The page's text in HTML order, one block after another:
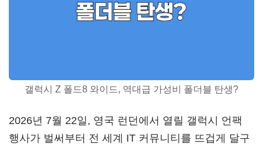
갤럭시 Z 폴드8 와이드, 역대급 가성비 폴더블 탄생?
2026년 7월 22일, 영국 런던에서 열릴 갤럭시 언팩
행사가 벌써부터 전 세계 IT 커뮤니티를 뜨겁게 달구